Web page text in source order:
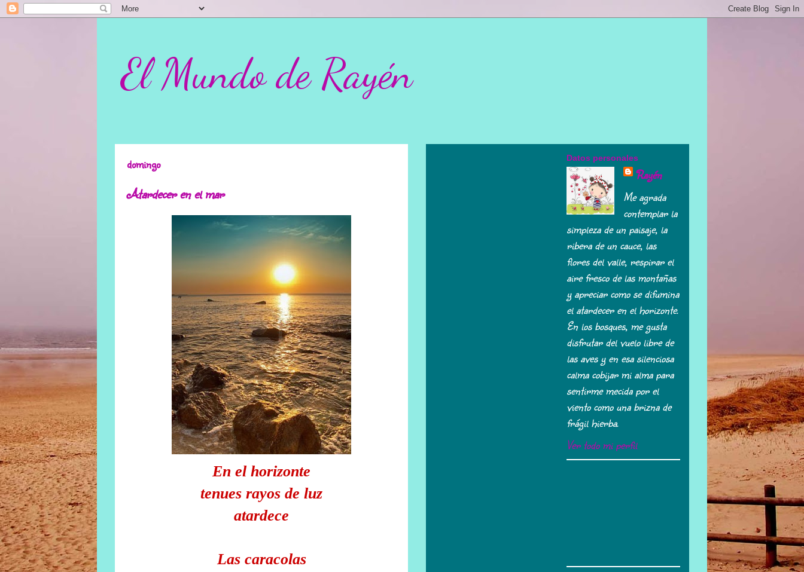
El Mundo de Rayén
domingo
Atardecer en el mar
En el horizonte
tenues rayos de luz
atardece
Las caracolas
Datos personales
Rayén
Me agrada
contemplar la
simpleza de un paisaje, la
ribera de un cauce, las
flores del valle, respirar el
aire fresco de las montañas
y apreciar como se difumina
el atardecer en el horizonte.
En los bosques, me gusta
disfrutar del vuelo libre de
las aves y en esa silenciosa
calma cobijar mi alma para
sentirme mecida por el
viento como una brizna de
frágil hierba.
Ver todo mi perfil